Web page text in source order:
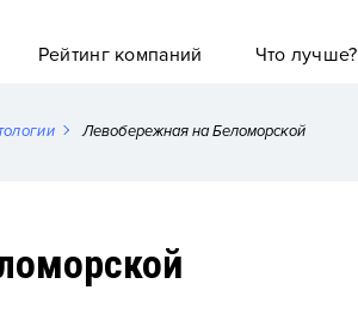
Рейтинг компаний
Что лучше?
Левобережная на Беломорской